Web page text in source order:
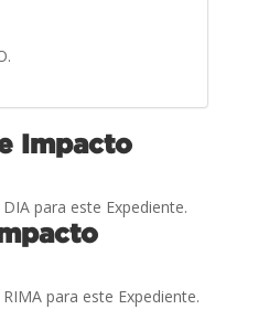
Impacto
para este Expediente.
para este Expediente.